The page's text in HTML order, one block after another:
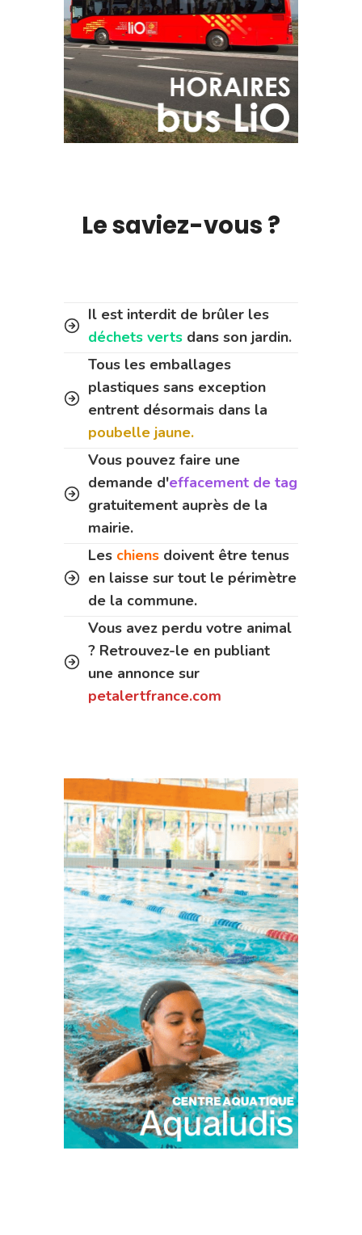
Le saviez-vous ?
Il est interdit de brûler les
déchets verts dans son jardin.
Tous les emballages
plastiques sans exception
entrent désormais dans la
poubelle jaune.
Vous pouvez faire une
demande d'effacement de tag
gratuitement auprès de la
mairie.
Les chiens doivent être tenus
en laisse sur tout le périmètre
de la commune.
Vous avez perdu votre animal
? Retrouvez-le en publiant
une annonce sur
petalertfrance.com